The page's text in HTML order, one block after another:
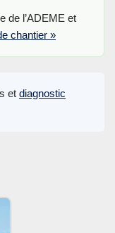
de l’ADEME et
chantier »
et diagnostic